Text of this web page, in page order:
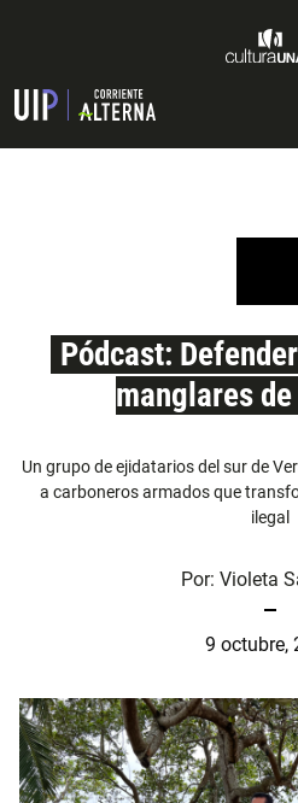
Pódcast:
manglares
Un grupo de ejidatarios del sur de
a carboneros armados que
ilegal
Por: Violeta
9 octubre,